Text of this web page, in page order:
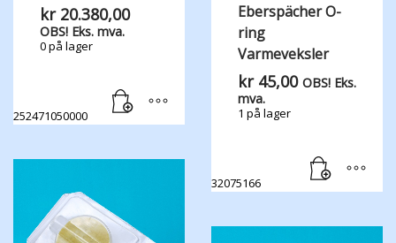
kr20.380,00
OBS! Eks. mva.
0 på lager
252471050000
Eberspächer O-
ring
Varmeveksler
kr45,00 OBS! Eks.
mva.
1 på lager
32075166